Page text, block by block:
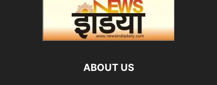
ABOUT US